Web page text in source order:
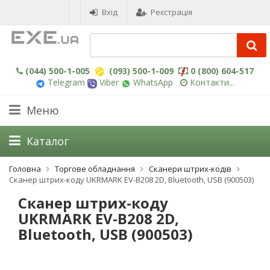
Вхід Реєстрація
(044) 500-1-005 (093) 500-1-009
0 (800) 604-517
Telegram
Viber WhatsApp Контакти...
Меню
Головна Торгове обладнання
Сканери штрих-кодів
Сканер штрих-коду UKRMARK EV-B208 2D, Bluetooth, USB (900503)
Сканер штрих-коду
UKRMARK EV-B208 2D,
Bluetooth, USB (900503)
Каталог